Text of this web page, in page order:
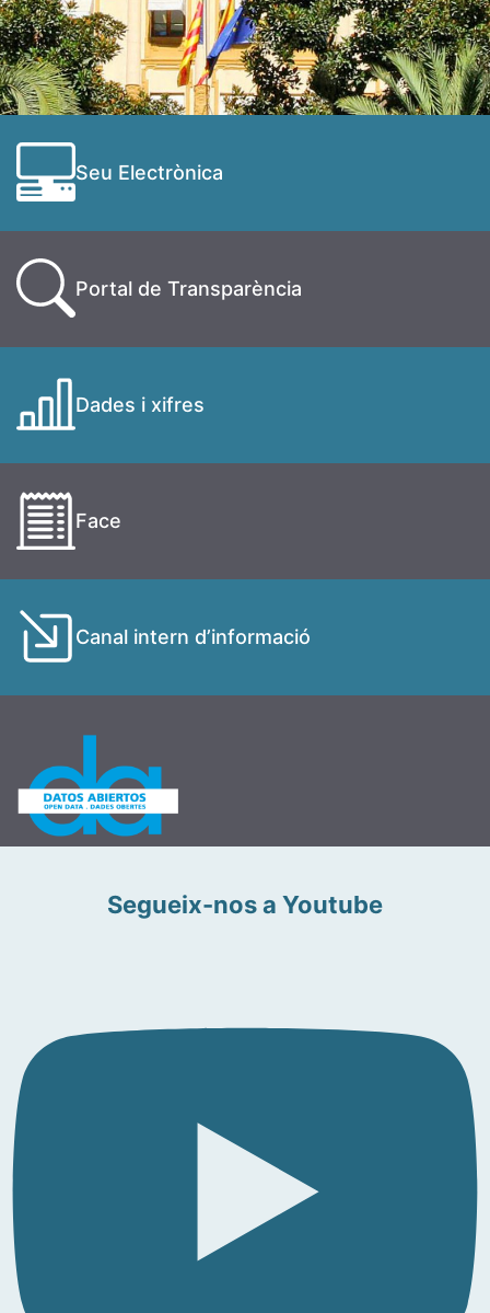
Seu Electrònica
Portal de Transparència
Dades i xifres
Face
Canal intern d’informació
Segueix-nos a Youtube